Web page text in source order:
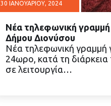
30 ΙΑΝΟΥΑΡΊΟΥ, 2024
ΔΙΑΒΑΣΤΕ
Νέα τηλεφωνική
Δήμου Διονύσου
Νέα τηλεφωνική γραμμή
24ωρο, κατά τη διάρκεια
σε λειτουργία…